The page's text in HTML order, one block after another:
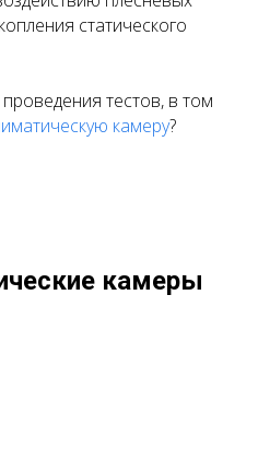
статического
тестов, в том
камеру?
камеры